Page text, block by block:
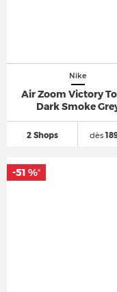
Nike
Air Zoom Victory
Dark Smoke
2 Shops dès
-51 %*